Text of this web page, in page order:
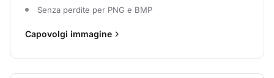
Senza perdite per PNG e BMP
Capovolgi immagine